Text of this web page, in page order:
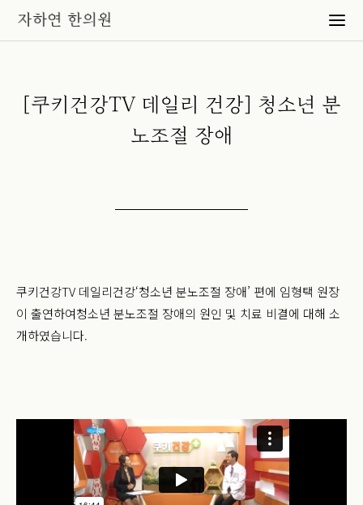
[쿠키건강TV 데일리 건강] 청소년 분
노조절 장애
쿠키건강TV 데일리건강‘청소년 분노조절 장애’ 편에 임형택 원장
이 출연하여청소년 분노조절 장애의 원인 및 치료 비결에 대해 소
개하였습니다.